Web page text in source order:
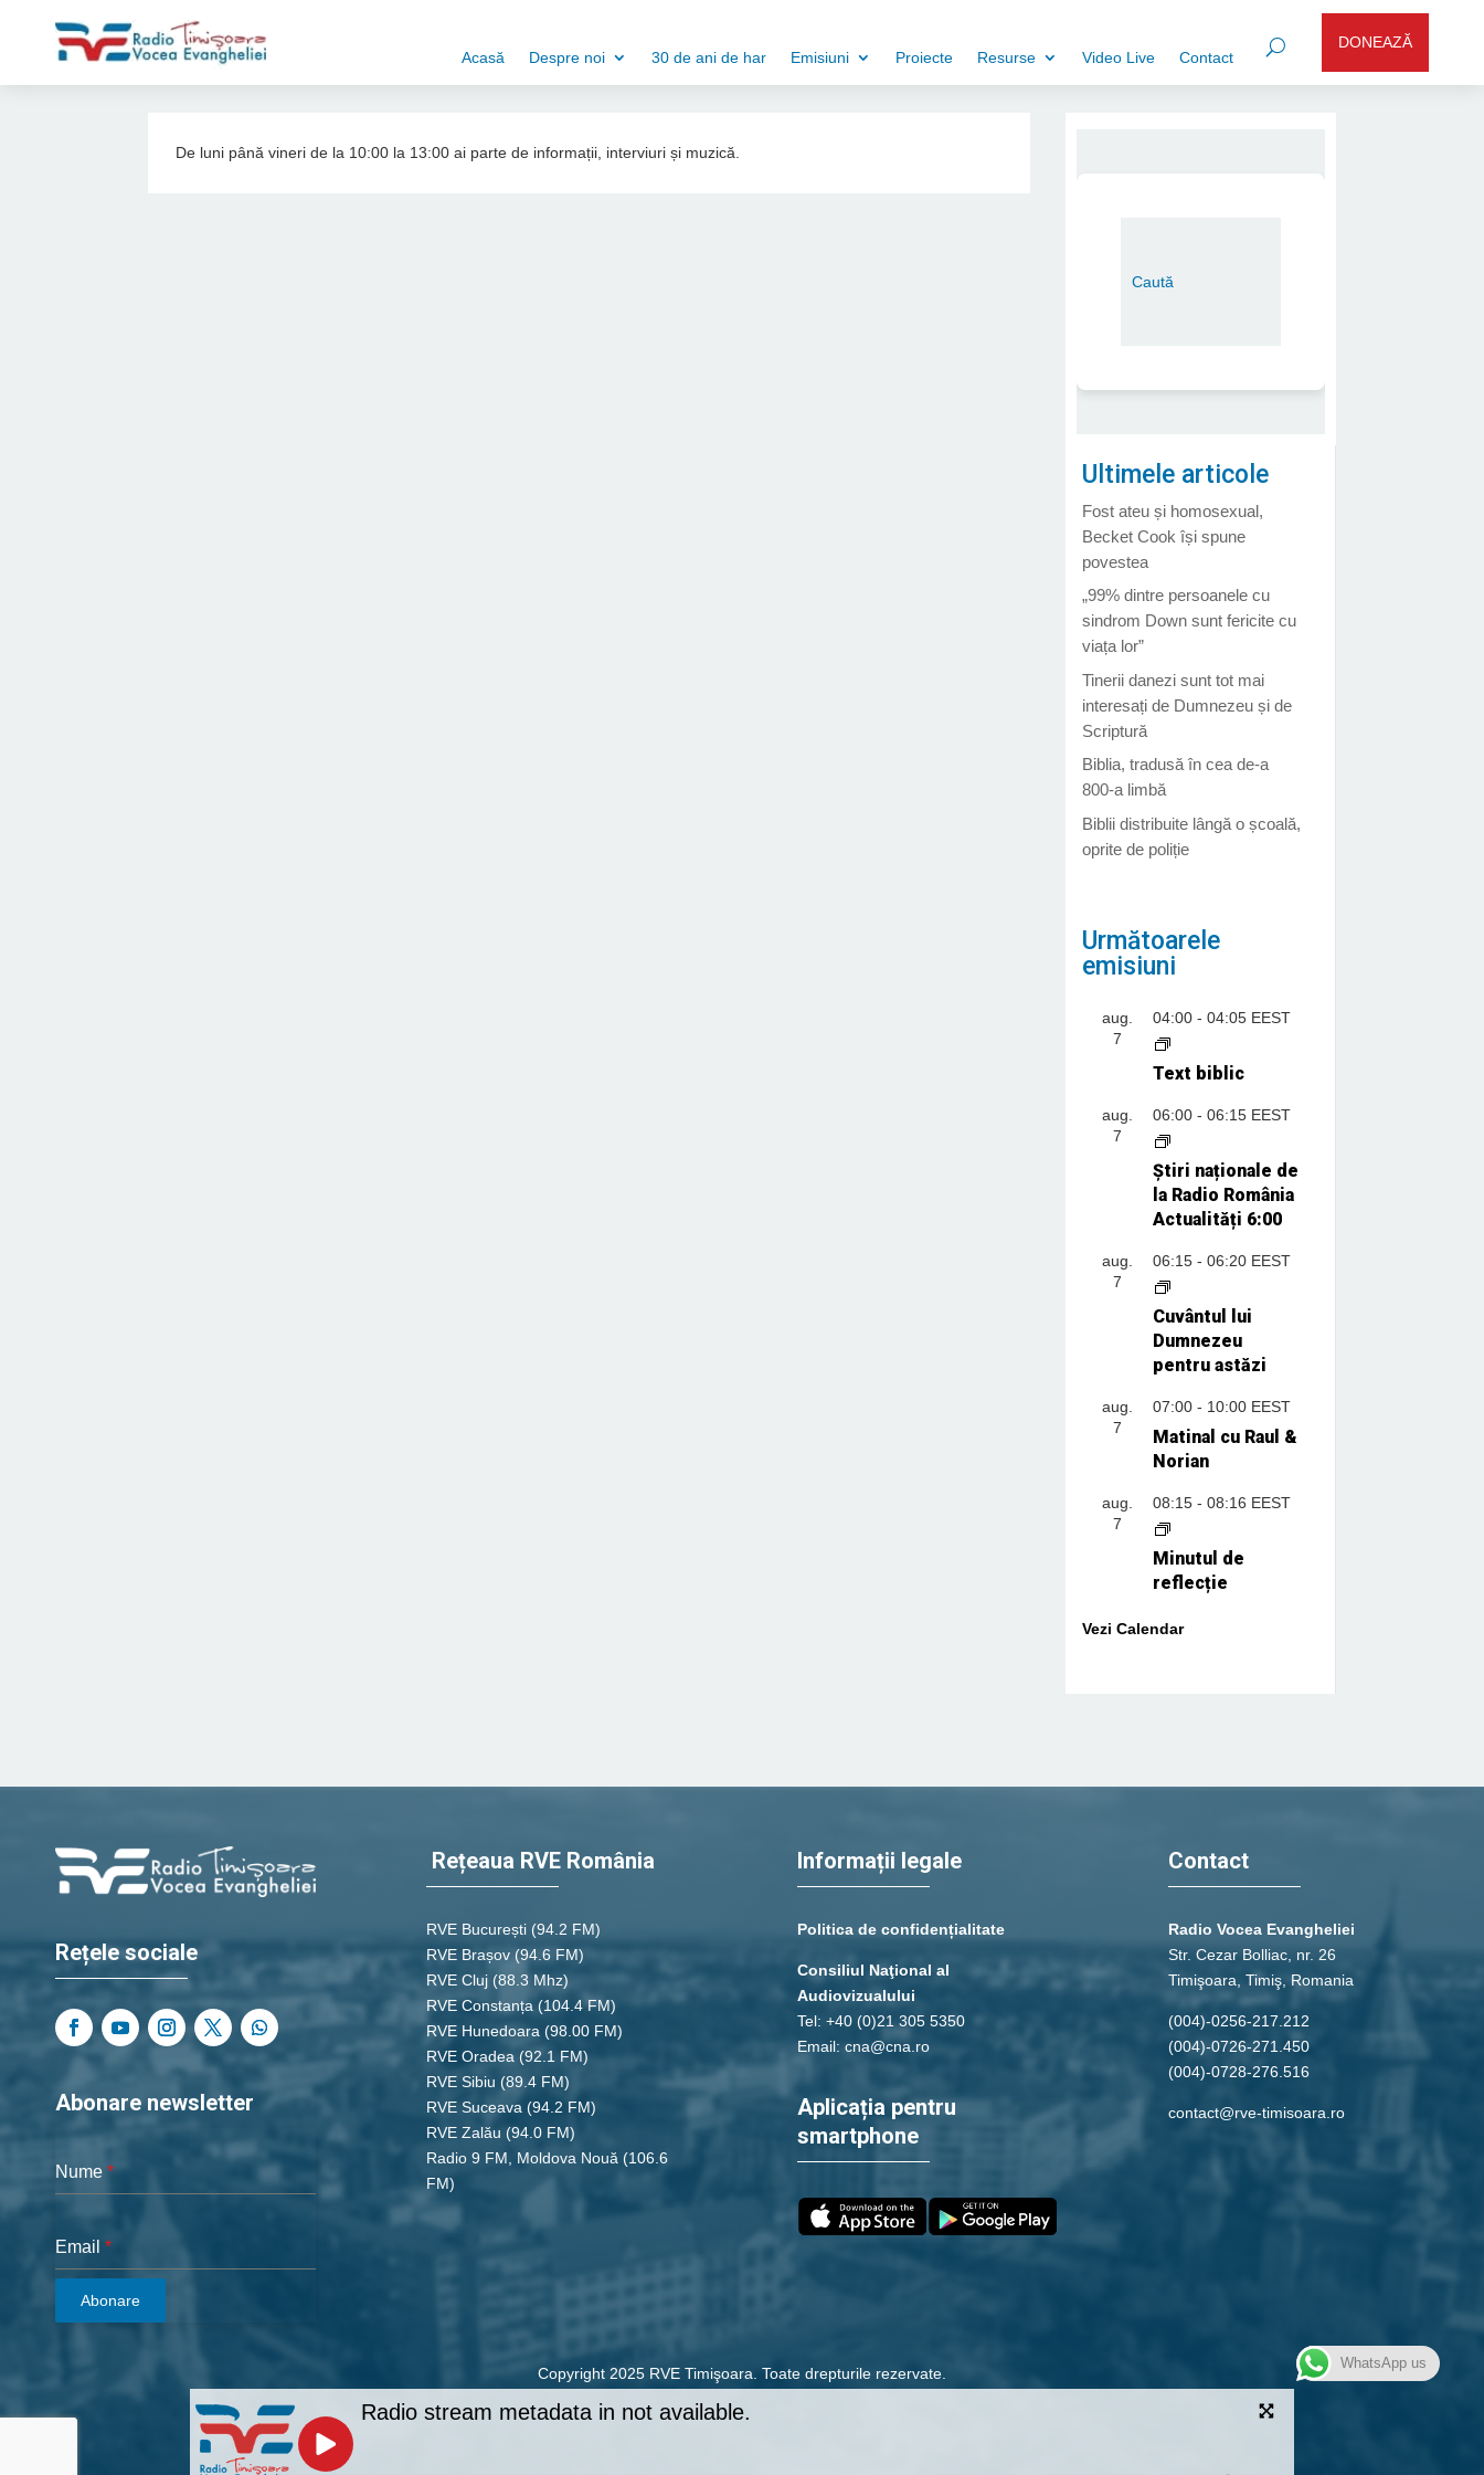
Acasă Despre noi 30 de ani de har Emisiuni Proiecte Resurse Video Live Contact
DONEAZĂ
De luni până vineri de la 10:00 la 13:00 ai parte de informații, interviuri și muzică.
Ultimele articole
Fost ateu și homosexual,
Becket Cook își spune
povestea
„99% dintre persoanele cu
sindrom Down sunt fericite cu
viața lor”
Tinerii danezi sunt tot mai
interesați de Dumnezeu și de
Scriptură
Biblia, tradusă în cea de-a
800-a limbă
Biblii distribuite lângă o școală,
oprite de poliție
Următoarele
emisiuni
aug.
7
04:00- 04:05 EEST
Text biblic
aug.
7
06:00- 06:15 EEST
Știri naționale de
la Radio România
Actualități 6:00
aug.
7
06:15- 06:20 EEST
Cuvântul lui
Dumnezeu
pentru astăzi
aug.
7
07:00- 10:00 EEST
Matinal cu Raul &
Norian
aug.
7
08:15- 08:16 EEST
Minutul de
reflecție
Vezi Calendar
Rețele sociale
Abonare newsletter
Nume *
Email *
Abonare
Rețeaua RVE România
RVE București (94.2 FM)
RVE Brașov (94.6 FM)
RVE Cluj (88.3 Mhz)
RVE Constanța (104.4 FM)
RVE Hunedoara (98.00 FM)
RVE Oradea (92.1 FM)
RVE Sibiu (89.4 FM)
RVE Suceava (94.2 FM)
RVE Zalău (94.0 FM)
Radio 9 FM, Moldova Nouă (106.6
FM)
Informații legale
Politica de confidențialitate
Consiliul Naţional al
Audiovizualului
Tel: +40 (0)21 305 5350
Email: cna@cna.ro
Aplicația pentru
smartphone
Contact
Radio Vocea Evangheliei
Str. Cezar Bolliac, nr. 26
Timişoara, Timiş, Romania
(004)-0256-217.212
(004)-0726-271.450
(004)-0728-276.516
contact@rve-timisoara.ro
Copyright 2025 RVE Timişoara. Toate drepturile rezervate.
Radio stream metadata in not available.
WhatsApp us